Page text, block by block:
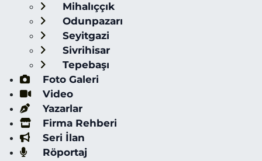
Mihalıççık
Odunpazarı
Seyitgazi
Sivrihisar
Tepebaşı
Foto Galeri
Video
Yazarlar
Firma Rehberi
Seri İlan
Röportaj